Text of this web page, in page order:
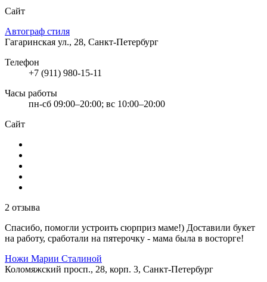
Сайт
Автограф стиля
Гагаринская ул., 28, Санкт-Петербург
Телефон
+7 (911) 980-15-11
Часы работы
пн-сб 09:00–20:00; вс 10:00–20:00
Сайт
2 отзыва
Спасибо, помогли устроить сюрприз маме!) Доставили букет
на работу, сработали на пятерочку - мама была в восторге!
Ножи Марии Сталиной
Коломяжский просп., 28, корп. 3, Санкт-Петербург